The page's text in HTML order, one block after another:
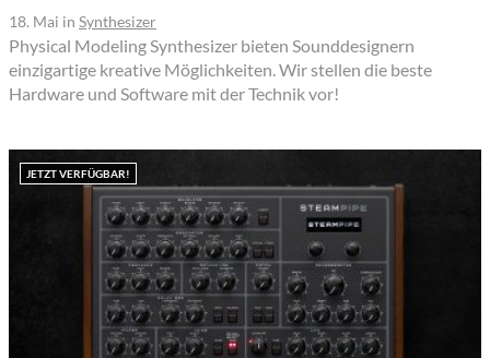
18. Mai in Synthesizer
Physical Modeling Synthesizer bieten Sounddesignern
einzigartige kreative Möglichkeiten. Wir stellen die beste
Hardware und Software mit der Technik vor!
JETZT VERFÜGBAR!